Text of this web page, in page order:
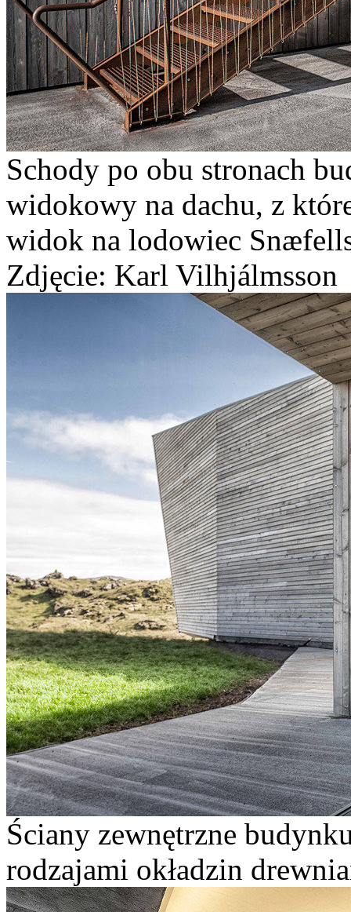
Schody po obu stronach
widokowy na dachu, z
widok na lodowiec
Zdjęcie: Karl Vilhjálmsson
Ściany zewnętrzne
rodzajami okładzin